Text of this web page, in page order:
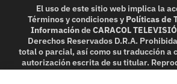
El uso de este sitio web implica la
Términos y condicionesy Políticas de
InformacióndeCARACOL
Derechos Reservados D.R.A.
total o parcial, así como su traducción a
autorización escrita de su titular.
in part, or translation without